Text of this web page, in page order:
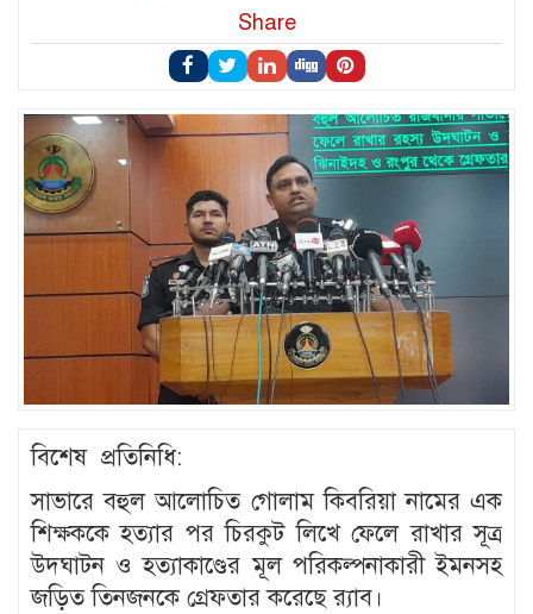
Share
বিশেষ প্রতিনিধি:
সাভারে বহুল আলোচিত গোলাম কিবরিয়া নামের এক
শিক্ষককে হত্যার পর চিরকুট লিখে ফেলে রাখার সূত্র
উদঘাটন ও হত্যাকাণ্ডের মূল পরিকল্পনাকারী ইমনসহ
জড়িত তিনজনকে গ্রেফতার করেছে র‍্যাব।